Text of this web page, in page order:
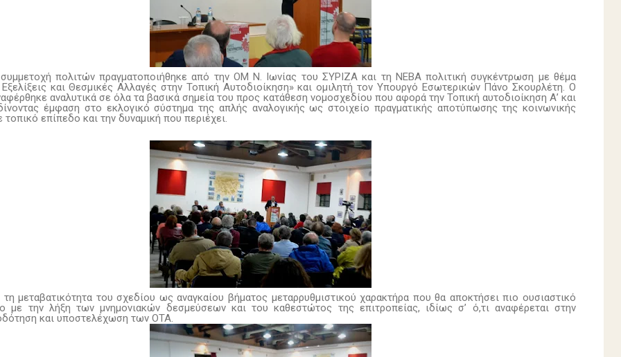
πολιτών πραγματοποιήθηκε από την ΟΜ Ν. Ιωνίας του ΣΥΡΙΖΑ και τη ΝΕΒΑ πολιτική συγκέντρωση με θέμα
Εξελίξεις και Θεσμικές Αλλαγές στην Τοπική Αυτοδιοίκηση» και ομιλητή τον Υπουργό Εσωτερικών Πάνο Σκουρλέτη. Ο
αναλυτικά σε όλα τα βασικά σημεία του προς κατάθεση νομοσχεδίου που αφορά την Τοπική αυτοδιοίκηση Α’ και
έμφαση στο εκλογικό σύστημα της απλής αναλογικής ως στοιχείο πραγματικής αποτύπωσης της κοινωνικής
τοπικό επίπεδο και την δυναμική που περιέχει.
τη μεταβατικότητα του σχεδίου ως αναγκαίου βήματος μεταρρυθμιστικού χαρακτήρα που θα αποκτήσει πιο ουσιαστικό
με την λήξη των μνημονιακών δεσμεύσεων και του καθεστώτος της επιτροπείας, ιδίως σ’ ό,τι αναφέρεται στην
και υποστελέχωση των ΟΤΑ.